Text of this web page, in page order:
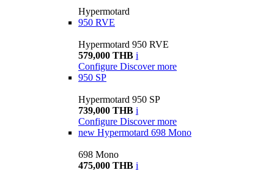
Hypermotard
950 RVE
Hypermotard 950 RVE
579,000 THB i
Configure Discover more
950 SP
Hypermotard 950 SP
739,000 THB i
Configure Discover more
new Hypermotard 698 Mono
698 Mono
475,000 THB i